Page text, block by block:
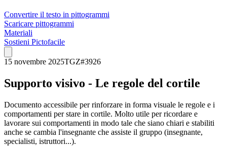
Convertire il testo in pittogrammi
Scaricare pittogrammi
Materiali
Sostieni Pictofacile
15 novembre 2025TGZ#3926
Supporto visivo - Le regole del cortile
Documento accessibile per rinforzare in forma visuale le regole e i
comportamenti per stare in cortile. Molto utile per ricordare e
lavorare sui comportamenti in modo tale che siano chiari e stabiliti
anche se cambia l'insegnante che assiste il gruppo (insegnante,
specialisti, istruttori...).